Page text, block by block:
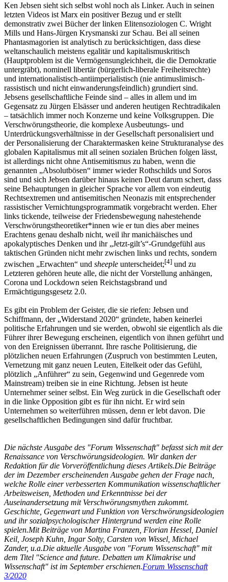
Ken Jebsen sieht sich selbst wohl noch als Linker. Auch in seinen
letzten Videos ist Marx ein positiver Bezug und er stellt
demonstrativ zwei Bücher der linken Elitensoziologen C. Wright
Mills und Hans-Jürgen Krysmanski zur Schau. Bei all seinen
Phantasmagorien ist analytisch zu berücksichtigen, dass diese
weltanschaulich meistens egalitär und kapitalismuskritisch
(Hauptproblem ist die Vermögensungleichheit, die die Demokratie
untergräbt), nominell libertär (bürgerlich-liberale Freiheitsrechte)
und internationalistisch-antiimperialistisch (nie antimuslimisch-
rassistisch und nicht einwanderungsfeindlich) grundiert sind.
Jebsens gesellschaftliche Feinde sind – alles in allem und im
Gegensatz zu Jürgen Elsässer und anderen heutigen Rechtradikalen
– tatsächlich immer noch Konzerne und keine Volksgruppen. Die
Verschwörungstheorie, die komplexe Ausbeutungs- und
Unterdrückungsverhältnisse in der Gesellschaft personalisiert und
der Personalisierung der Charaktermasken keine Strukturanalyse des
globalen Kapitalismus mit all seinen sozialen Brüchen folgen lässt,
ist allerdings nicht ohne Antisemitismus zu haben, wenn die
genannten „Absolutbösen“ immer wieder Rothschilds und Soros
sind und sich Jebsen darüber hinaus keinen Deut darum schert, dass
seine Behauptungen in gleicher Sprache vor allem von eindeutig
Rechtsextremen und antisemitischen Neonazis mit entsprechender
rassistischer Vernichtungsprogrammatik vorgebracht werden. Eher
links tickende, teilweise der Friedensbewegung nahestehende
Verschwörungstheoretiker*innen wie er tun dies aber meines
Erachtens genau deshalb nicht, weil ihr manichäisches und
apokalyptisches Denken und ihr „Jetzt-gilt’s“-Grundgefühl aus
taktischen Gründen nicht mehr zwischen links und rechts, sondern
zwischen „Erwachten“ und sheeple unterscheidet;[4] und zu
Letzteren gehören heute alle, die nicht der Vorstellung anhängen,
Corona und Lockdown seien Reichstagsbrand und
Ermächtigungsgesetz 2.0.
Es gibt ein Problem der Geister, die sie riefen: Jebsen und
Schiffmann, der „Widerstand 2020“ gründete, haben keinerlei
politische Erfahrungen und sie werden, obwohl sie eigentlich als die
Führer ihrer Bewegung erscheinen, eigentlich von ihnen geführt und
von den Ereignissen überrannt. Ihre rasche Politisierung, die
plötzlichen neuen Erfahrungen (Zuspruch von bestimmten Leuten,
Vernetzung mit ganz neuen Leuten, Eitelkeit oder das Gefühl,
plötzlich „Anführer“ zu sein, Gegenwind und Gegenrede vom
Mainstream) treiben sie in eine Richtung. Jebsen ist heute
Unternehmer seiner selbst. Ein Weg zurück in die Gesellschaft oder
in die linke Opposition gibt es für ihn nicht. Er wird sein
Unternehmen so weiterführen müssen, denn er lebt davon. Die
gesellschaftlichen Bedingungen sind dafür fruchtbar.
Die nächste Ausgabe des "Forum Wissenschaft" befasst sich mit der
Renaissance von Verschwörungsideologien. Wir danken der
Redaktion für die Vorveröffentlichung dieses Artikels.Die Beiträge
der im Dezember erscheinenden Ausgabe gehen der Frage nach,
welche Rolle einer verbesserten Kommunikation wissenschaftlicher
Arbeitsweisen, Methoden und Erkenntnisse bei der
Auseinandersetzung mit Verschwörungsmythen zukommt.
Geschichte, Gegenwart und Funktion von Verschwörungsideologien
und ihr sozialpsychologischer Hintergrund werden eine Rolle
spielen.Mit Beiträge von Martina Franzen, Florian Hessel, Daniel
Keil, Joseph Kuhn, Ingar Solty, Carsten von Wissel, Michael
Zander, u.a.Die aktuelle Ausgabe von "Forum Wissenschaft" mit
dem Titel "Science and future. Debatten um Klimakrise und
Wissenschaft" ist im September erschienen.Forum Wissenschaft
3/2020